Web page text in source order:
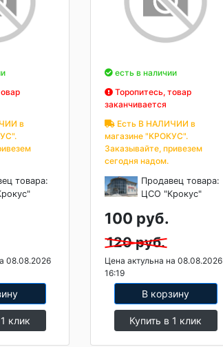
в
товара:
08.08.2026
клик
есть в наличии
Торопитесь, товар
заканчивается
Есть В НАЛИЧИИ в
магазине "КРОКУС".
Заказывайте, привезем
сегодня надом.
Продавец товара:
ЦСО "Крокус"
100 руб.
120 руб.
Цена актульна на 08.08.2026
16:19
В корзину
Купить в 1 клик